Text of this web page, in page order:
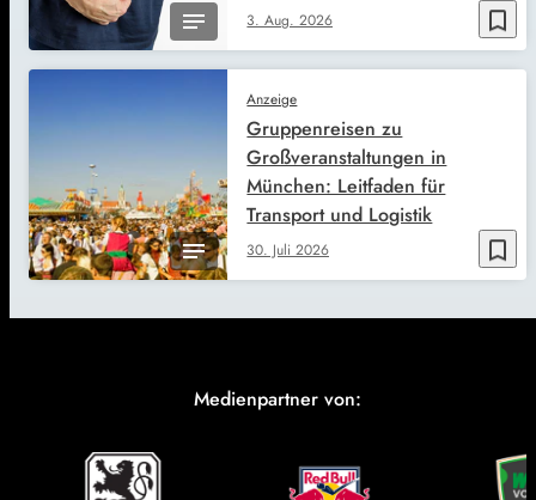
bookmark_border
3. Aug. 2026
bookmark_border
Anzeige
30. Juli 2026
Gruppenreisen zu
Großveranstaltungen in
München: Leitfaden für
Transport und Logistik
Medienpartner von: